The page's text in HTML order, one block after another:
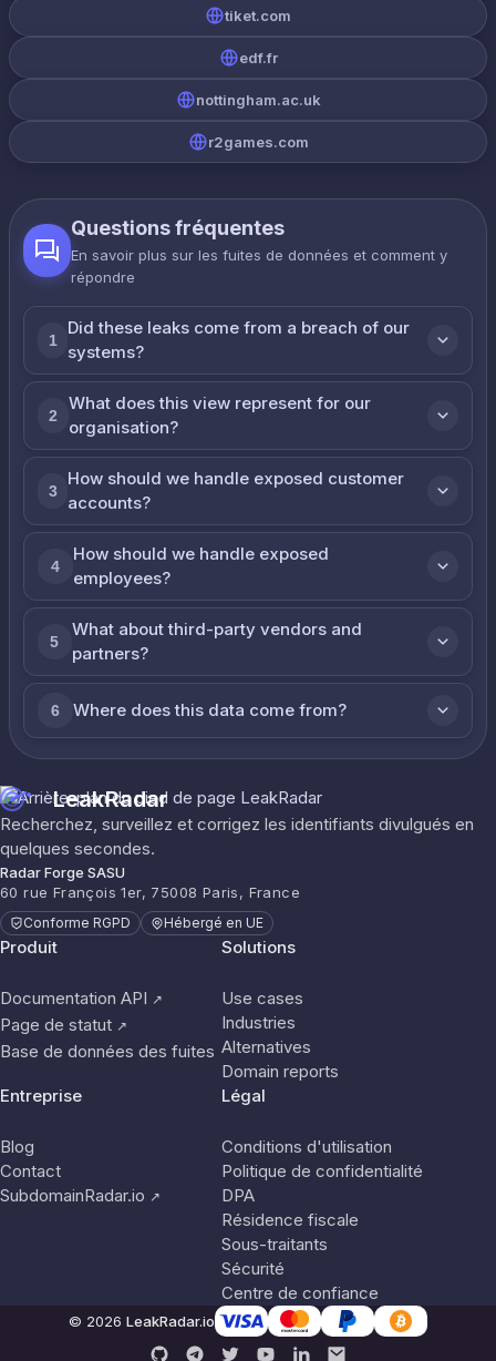
tiket.com
edf.fr
nottingham.ac.uk
r2games.com
Questions fréquentes
En savoir plus sur les fuites de données et comment y
répondre
1
Did these leaks come from a breach of our
systems?
2
What does this view represent for our
organisation?
3
How should we handle exposed customer
accounts?
4
How should we handle exposed
employees?
5
What about third-party vendors and
partners?
6 Where does this data come from?
LeakRadar
Recherchez, surveillez et corrigez les identifiants divulgués en
quelques secondes.
Radar Forge SASU
60 rue François 1er, 75008 Paris, France
Conforme RGPD Hébergé en UE
Produit
Documentation API ↗
Page de statut ↗
Base de données des fuites
Solutions
Use cases
Industries
Alternatives
Domain reports
Entreprise
Blog
Contact
SubdomainRadar.io ↗
Légal
Conditions d'utilisation
Politique de confidentialité
DPA
Résidence fiscale
Sous-traitants
Sécurité
Centre de confiance
© 2026 LeakRadar.io